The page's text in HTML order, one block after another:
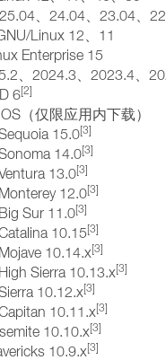
、24.04、23.04、
Linux 12、11
Enterprise 15
、2024.3、2023.4、
6[2]
（仅限应用内下载）
15.0[3]
14.0[3]
13.0[3]
12.0[3]
Sur 11.0[3]
10.15[3]
10.14.x[3]
Sierra 10.13.x[3]
10.12.x[3]
10.11.x[3]
10.10.x[3]
10.9.x[3]